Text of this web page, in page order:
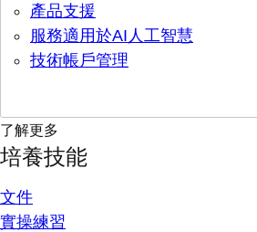
產品支援
服務適用於AI人工智慧
技術帳戶管理
了解更多
培養技能
文件
實操練習